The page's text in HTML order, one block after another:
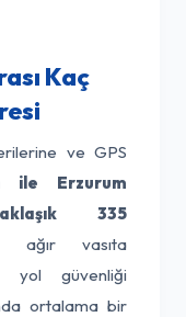
Kaç
ve GPS
ile Erzurum
335
vasıta
yol güvenliği
ortalama bir